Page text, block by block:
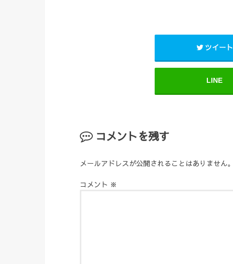
ツイート
LINE
コメントを残す
メールアドレスが公開されることはありません。
コメント ※